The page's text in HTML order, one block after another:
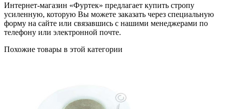
Интернет-магазин «Фуртек» предлагает купить стропу
усиленную, которую Вы можете заказать через специальную
форму на сайте или связавшись с нашими менеджерами по
телефону или электронной почте.
Похожие товары в этой категории